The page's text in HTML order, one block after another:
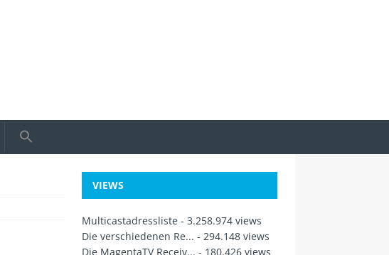
VIEWS
Multicastadressliste - 3.258.974 views
Die verschiedenen Re... - 294.148 views
Die MagentaTV Receiv... - 180.426 views